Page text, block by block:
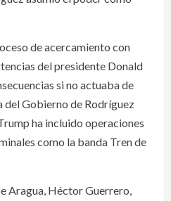
de acercamiento con
del presidente Donald
si no actuaba de
del Gobierno de Rodríguez
ha incluido operaciones
como la banda Tren de
Aragua, Héctor Guerrero,